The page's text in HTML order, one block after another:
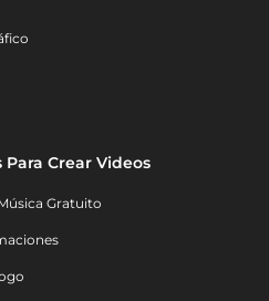
Crear Videos
Gratuito